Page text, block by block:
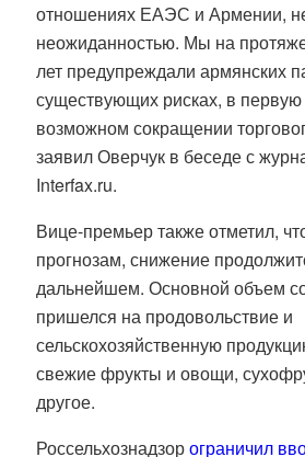
отношениях ЕАЭС и Армении,
неожиданностью. Мы на
лет предупреждали армянских
существующих рисках, в
возможном сокращении
заявил Оверчук в беседе с
Interfax.ru.
Вице-премьер также отметил,
прогнозам, снижение
дальнейшем. Основной объем
пришелся на продовольствие и
сельскохозяйственную
свежие фрукты и овощи,
другое.
Россельхознадзорограничил